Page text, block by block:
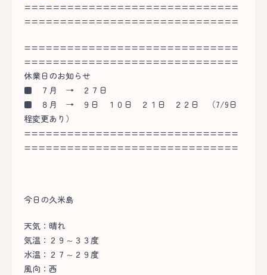
==============================
==============================
==============================
==============================
休業日のお知らせ
■ ７月 → ２７日
■ ８月 → ９日 １０日 ２１日 ２２日
（7/9日
程変更あり）
==============================
==============================
今日の久米島
天気：晴れ
気温：２９～３３度
水温：２７～２９度
風向：西